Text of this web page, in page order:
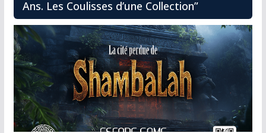
Ans. Les Coulisses d’une Collection”